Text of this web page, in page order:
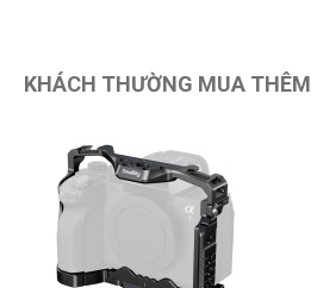
KHÁCH THƯỜNG MUA THÊM